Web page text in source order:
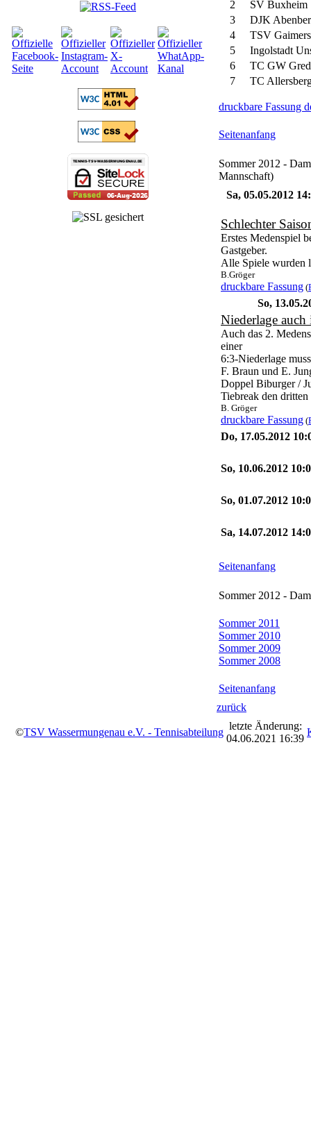
2
SV Buxheim
3
DJK
4
TSV
5
Ingolstadt
6
TC GW
7
TC
druckbare Fassung
Seitenanfang
Sommer 2012 -
Mannschaft)
Sa, 05.05.2012
Schlechter
Erstes Medenspiel
Gastgeber.
Alle Spiele wurden
B.Gröger
druckbare Fassung (
So,
Niederlage
Auch das 2.
einer
6:3-Niederlage
F. Braun und E.
Doppel Biburger /
Tiebreak den
B. Gröger
druckbare Fassung (
Do, 17.05.2012
So, 10.06.2012
So, 01.07.2012
Sa, 14.07.2012
Seitenanfang
Sommer 2012 -
Sommer 2011
Sommer 2010
Sommer 2009
Sommer 2008
Seitenanfang
zurück
©TSV Wassermungenau e.V. - Tennisabteilung
letzte Änderung:
04.06.2021 16:39